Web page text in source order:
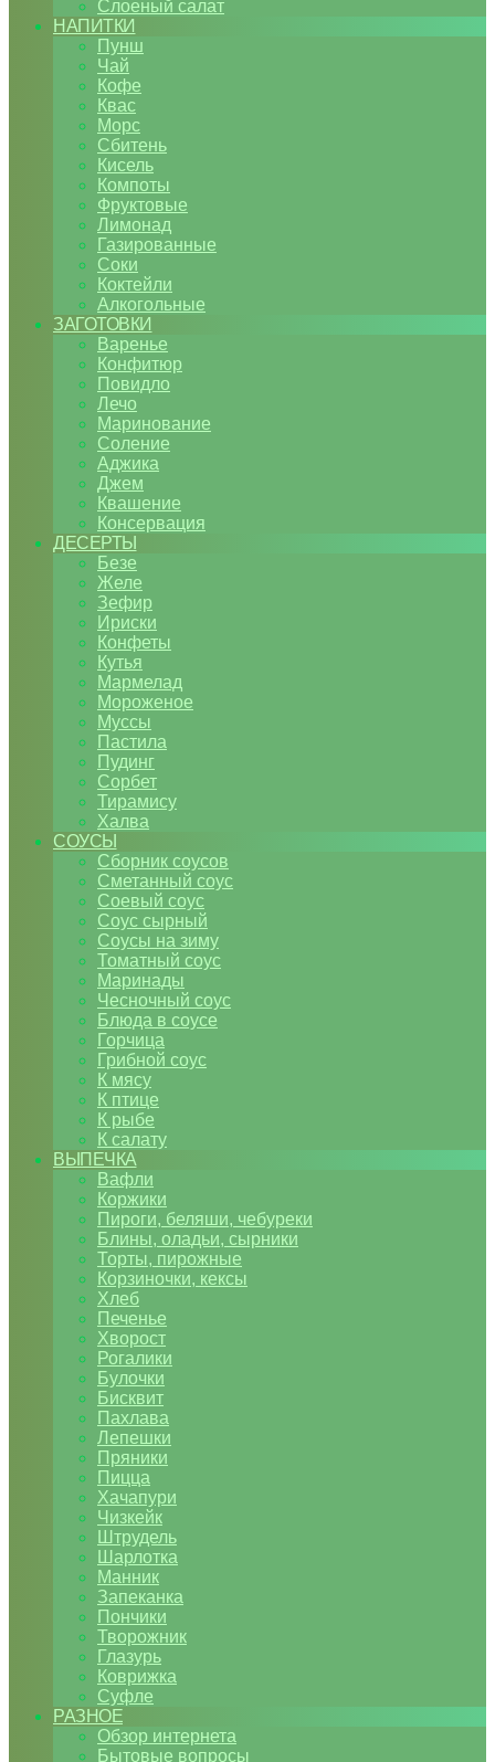
Слоеный салат
НАПИТКИ
Пунш
Чай
Кофе
Квас
Морс
Сбитень
Кисель
Компоты
Фруктовые
Лимонад
Газированные
Соки
Коктейли
Алкогольные
ЗАГОТОВКИ
Варенье
Конфитюр
Повидло
Лечо
Маринование
Соление
Аджика
Джем
Квашение
Консервация
ДЕСЕРТЫ
Безе
Желе
Зефир
Ириски
Конфеты
Кутья
Мармелад
Мороженое
Муссы
Пастила
Пудинг
Сорбет
Тирамису
Халва
СОУСЫ
Сборник соусов
Сметанный соус
Соевый соус
Соус сырный
Соусы на зиму
Томатный соус
Маринады
Чесночный соус
Блюда в соусе
Горчица
Грибной соус
К мясу
К птице
К рыбе
К салату
ВЫПЕЧКА
Вафли
Коржики
Пироги, беляши, чебуреки
Блины, оладьи, сырники
Торты, пирожные
Корзиночки, кексы
Хлеб
Печенье
Хворост
Рогалики
Булочки
Бисквит
Пахлава
Лепешки
Пряники
Пицца
Хачапури
Чизкейк
Штрудель
Шарлотка
Манник
Запеканка
Пончики
Творожник
Глазурь
Коврижка
Суфле
РАЗНОЕ
Обзор интернета
Бытовые вопросы